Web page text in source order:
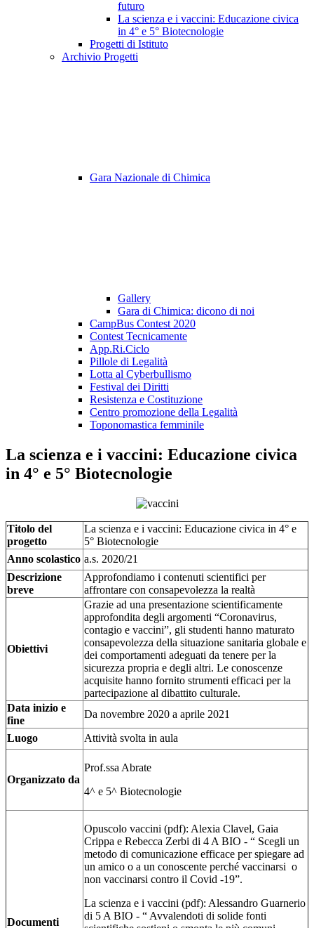
futuro
La scienza e i vaccini: Educazione civica
in 4° e 5° Biotecnologie
Progetti di Istituto
Archivio Progetti
Gara Nazionale di Chimica
Gallery
Gara di Chimica: dicono di noi
CampBus Contest 2020
Contest Tecnicamente
App.Ri.Ciclo
Pillole di Legalità
Lotta al Cyberbullismo
Festival dei Diritti
Resistenza e Costituzione
Centro promozione della Legalità
Toponomastica femminile
La scienza e i vaccini: Educazione civica
in 4° e 5° Biotecnologie
Titolo del
progetto
La scienza e i vaccini: Educazione civica in 4° e
5° Biotecnologie
Anno scolastico a.s. 2020/21
Descrizione
breve
Approfondiamo i contenuti scientifici per
affrontare con consapevolezza la realtà
Obiettivi
Grazie ad una presentazione scientificamente
approfondita degli argomenti “Coronavirus,
contagio e vaccini”, gli studenti hanno maturato
consapevolezza della situazione sanitaria globale e
dei comportamenti adeguati da tenere per la
sicurezza propria e degli altri. Le conoscenze
acquisite hanno fornito strumenti efficaci per la
partecipazione al dibattito culturale.
Data inizio e
fine
Da novembre 2020 a aprile 2021
Luogo
Attività svolta in aula
Organizzato da
Prof.ssa Abrate
4^ e 5^ Biotecnologie
Documenti
Opuscolo vaccini (pdf): Alexia Clavel, Gaia
Crippa e Rebecca Zerbi di 4 A BIO - “ Scegli un
metodo di comunicazione efficace per spiegare ad
un amico o a un conoscente perché vaccinarsi o
non vaccinarsi contro il Covid -19”.
La scienza e i vaccini (pdf): Alessandro Guarnerio
di 5 A BIO - “ Avvalendoti di solide fonti